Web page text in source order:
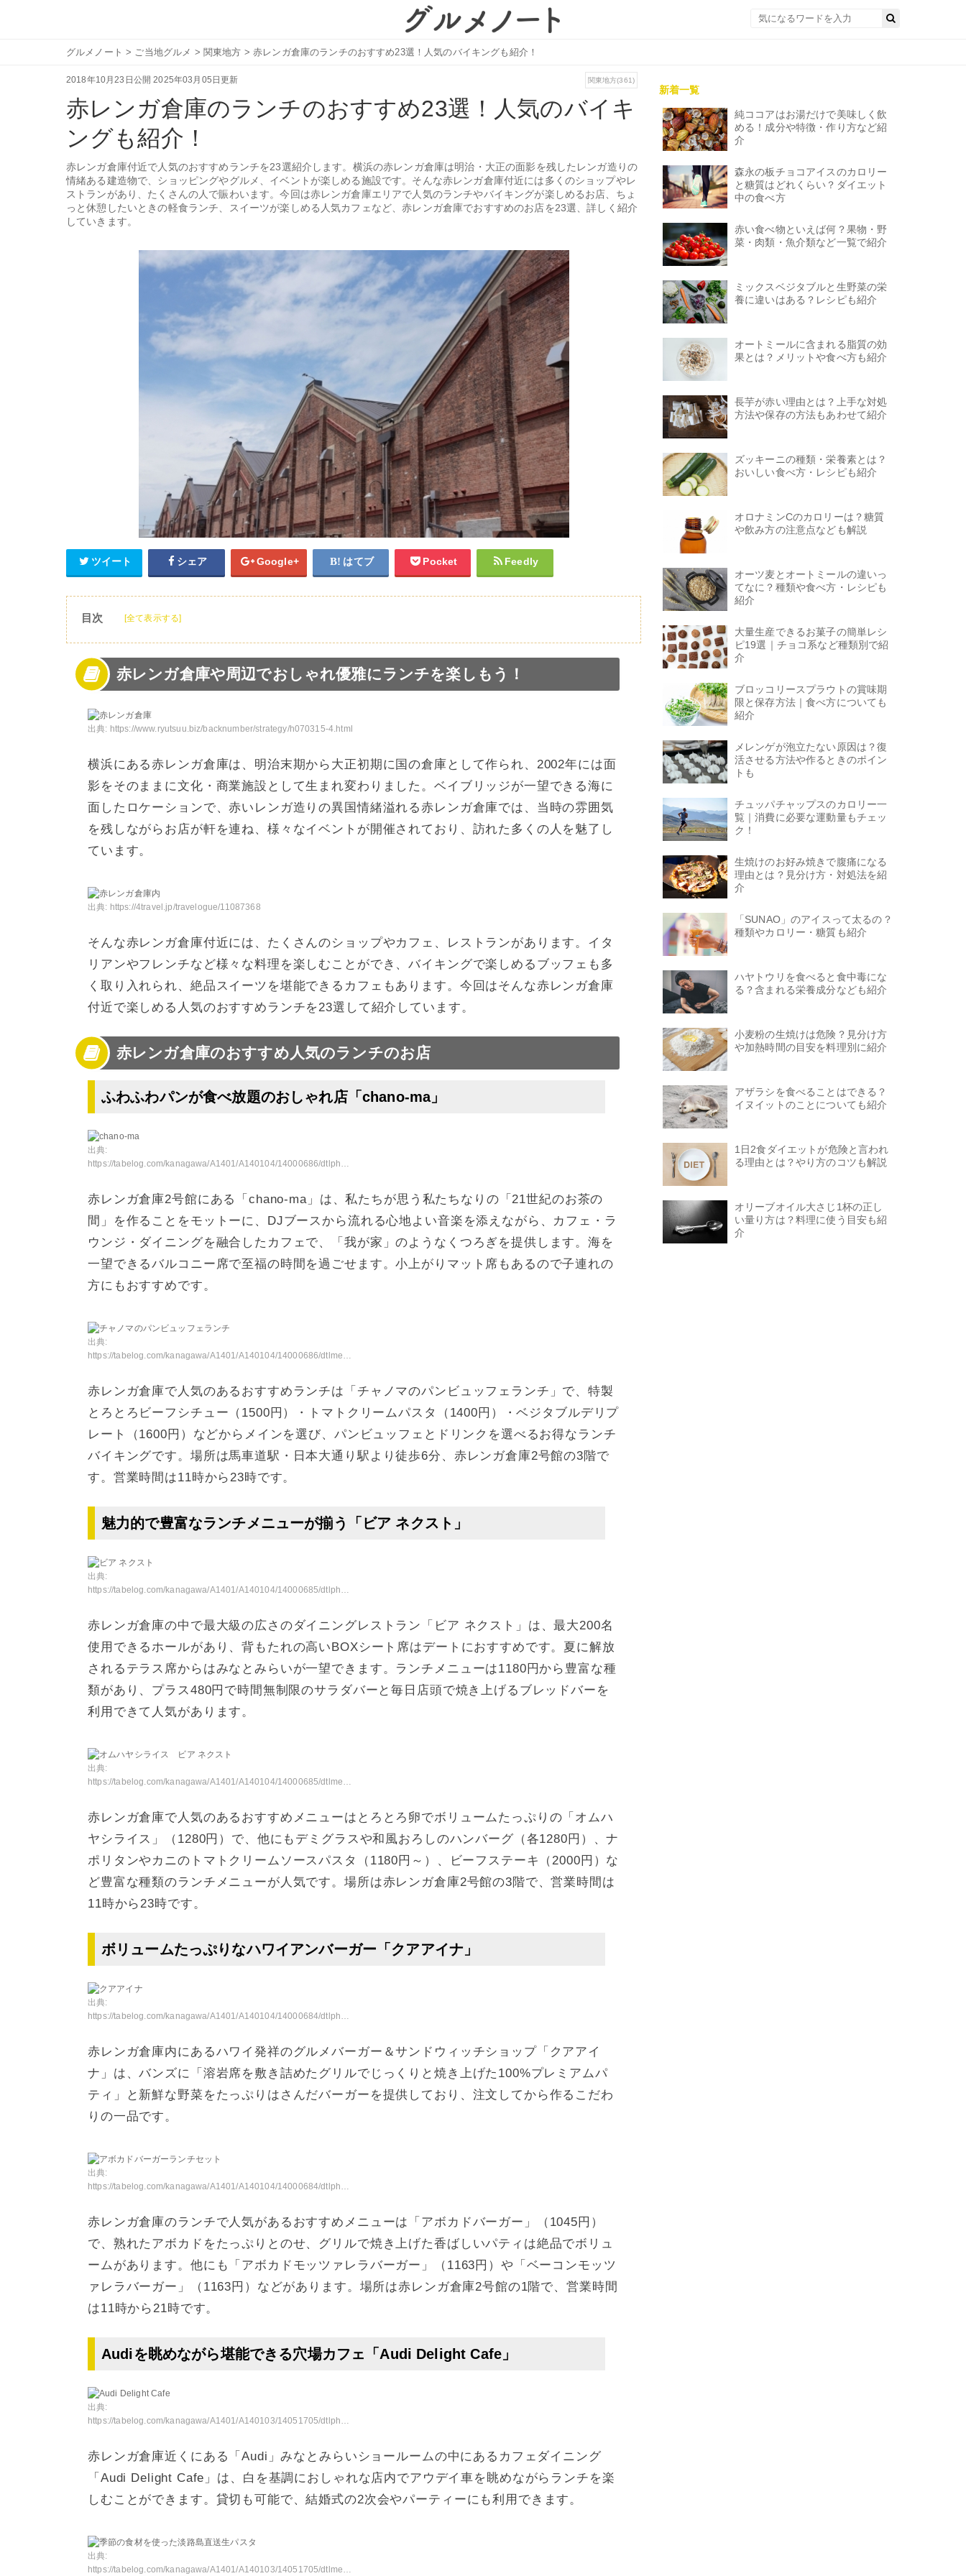
グルメノート > ご当地グルメ > 関東地方 >赤レンガ倉庫のランチのおすすめ23選！人気のバイキングも紹介！
2018年10月23日公開 2025年03月05日更新 関東地方(361)
赤レンガ倉庫のランチのおすすめ23選！人気のバイキ
ングも紹介！
赤レンガ倉庫付近で人気のおすすめランチを23選紹介します。横浜の赤レンガ倉庫は明治・大正の面影を残したレンガ造りの
情緒ある建造物で、ショッピングやグルメ、イベントが楽しめる施設です。そんな赤レンガ倉庫付近には多くのショップやレ
ストランがあり、たくさんの人で賑わいます。今回は赤レンガ倉庫エリアで人気のランチやバイキングが楽しめるお店、ちょ
っと休憩したいときの軽食ランチ、スイーツが楽しめる人気カフェなど、赤レンガ倉庫でおすすめのお店を23選、詳しく紹介
していきます。
ツイート シェア Google+ はてブ Pocket Feedly
目次 [全て表示する]
3 赤レンガ倉庫でバイキングランチが人気のおすすめ店
4 赤レンガ倉庫のちょっと休憩におすすめな軽食ランチ
5 赤レンガ倉庫のスイーツが楽しめる人気カフェ
6 赤レンガ倉庫ならランチもショッピングも大満足！
赤レンガ倉庫や周辺でおしゃれ優雅にランチを楽しもう！
出典: https://www.ryutsuu.biz/backnumber/strategy/h070315-4.html
横浜にある赤レンガ倉庫は、明治末期から大正初期に国の倉庫として作られ、2002年には面
影をそのままに文化・商業施設として生まれ変わりました。ベイブリッジが一望できる海に
面したロケーションで、赤いレンガ造りの異国情緒溢れる赤レンガ倉庫では、当時の雰囲気
を残しながらお店が軒を連ね、様々なイベントが開催されており、訪れた多くの人を魅了し
ています。
出典: https://4travel.jp/travelogue/11087368
そんな赤レンガ倉庫付近には、たくさんのショップやカフェ、レストランがあります。イタ
リアンやフレンチなど様々な料理を楽しむことができ、バイキングで楽しめるブッフェも多
く取り入れられ、絶品スイーツを堪能できるカフェもあります。今回はそんな赤レンガ倉庫
付近で楽しめる人気のおすすめランチを23選して紹介しています。
赤レンガ倉庫のおすすめ人気のランチのお店
ふわふわパンが食べ放題のおしゃれ店「chano-ma」
出典:
https://tabelog.com/kanagawa/A1401/A140104/14000686/dtlphotolst/3/smp2/
赤レンガ倉庫2号館にある「chano-ma」は、私たちが思う私たちなりの「21世紀のお茶の
間」を作ることをモットーに、DJブースから流れる心地よい音楽を添えながら、カフェ・ラ
ウンジ・ダイニングを融合したカフェで、「我が家」のようなくつろぎを提供します。海を
一望できるバルコニー席で至福の時間を過ごせます。小上がりマット席もあるので子連れの
方にもおすすめです。
出典:
https://tabelog.com/kanagawa/A1401/A140104/14000686/dtlmenu/lunch/
赤レンガ倉庫で人気のあるおすすめランチは「チャノマのパンビュッフェランチ」で、特製
とろとろビーフシチュー（1500円）・トマトクリームパスタ（1400円）・ベジタブルデリプ
レート（1600円）などからメインを選び、パンビュッフェとドリンクを選べるお得なランチ
バイキングです。場所は馬車道駅・日本大通り駅より徒歩6分、赤レンガ倉庫2号館の3階で
す。営業時間は11時から23時です。
魅力的で豊富なランチメニューが揃う「ビア ネクスト」
出典:
https://tabelog.com/kanagawa/A1401/A140104/14000685/dtlphotolst/3/smp2/
赤レンガ倉庫の中で最大級の広さのダイニングレストラン「ビア ネクスト」は、最大200名
使用できるホールがあり、背もたれの高いBOXシート席はデートにおすすめです。夏に解放
されるテラス席からはみなとみらいが一望できます。ランチメニューは1180円から豊富な種
類があり、プラス480円で時間無制限のサラダバーと毎日店頭で焼き上げるブレッドバーを
利用できて人気があります。
出典:
https://tabelog.com/kanagawa/A1401/A140104/14000685/dtlmenu/lunch/
赤レンガ倉庫で人気のあるおすすめメニューはとろとろ卵でボリュームたっぷりの「オムハ
ヤシライス」（1280円）で、他にもデミグラスや和風おろしのハンバーグ（各1280円）、ナ
ポリタンやカニのトマトクリームソースパスタ（1180円～）、ビーフステーキ（2000円）な
ど豊富な種類のランチメニューが人気です。場所は赤レンガ倉庫2号館の3階で、営業時間は
11時から23時です。
ボリュームたっぷりなハワイアンバーガー「クアアイナ」
出典:
https://tabelog.com/kanagawa/A1401/A140104/14000684/dtlphotolst/3/smp2/
赤レンガ倉庫内にあるハワイ発祥のグルメバーガー＆サンドウィッチショップ「クアアイ
ナ」は、バンズに「溶岩席を敷き詰めたグリルでじっくりと焼き上げた100%プレミアムパ
ティ」と新鮮な野菜をたっぷりはさんだバーガーを提供しており、注文してから作るこだわ
りの一品です。
出典:
https://tabelog.com/kanagawa/A1401/A140104/14000684/dtlphotolst/1/smp2/
赤レンガ倉庫のランチで人気があるおすすめメニューは「アボカドバーガー」（1045円）
で、熟れたアボカドをたっぷりとのせ、グリルで焼き上げた香ばしいパティは絶品でボリュ
ームがあります。他にも「アボカドモッツァレラバーガー」（1163円）や「ベーコンモッツ
ァレラバーガー」（1163円）などがあります。場所は赤レンガ倉庫2号館の1階で、営業時間
は11時から21時です。
Audiを眺めながら堪能できる穴場カフェ「Audi Delight Cafe」
出典:
https://tabelog.com/kanagawa/A1401/A140103/14051705/dtlphotolst/3/smp2/
赤レンガ倉庫近くにある「Audi」みなとみらいショールームの中にあるカフェダイニング
「Audi Delight Cafe」は、白を基調におしゃれな店内でアウデイ車を眺めながらランチを楽
しむことができます。貸切も可能で、結婚式の2次会やパーティーにも利用できます。
出典:
https://tabelog.com/kanagawa/A1401/A140103/14051705/dtlmenu/lunch/
新着一覧
純ココアはお湯だけで美味しく飲
める！成分や特徴・作り方など紹
介
森永の板チョコアイスのカロリー
と糖質はどれくらい？ダイエット
中の食べ方
赤い食べ物といえば何？果物・野
菜・肉類・魚介類など一覧で紹介
ミックスベジタブルと生野菜の栄
養に違いはある？レシピも紹介
オートミールに含まれる脂質の効
果とは？メリットや食べ方も紹介
長芋が赤い理由とは？上手な対処
方法や保存の方法もあわせて紹介
ズッキーニの種類・栄養素とは？
おいしい食べ方・レシピも紹介
オロナミンCのカロリーは？糖質
や飲み方の注意点なども解説
オーツ麦とオートミールの違いっ
てなに？種類や食べ方・レシピも
紹介
大量生産できるお菓子の簡単レシ
ピ19選｜チョコ系など種類別で紹
介
ブロッコリースプラウトの賞味期
限と保存方法｜食べ方についても
紹介
メレンゲが泡立たない原因は？復
活させる方法や作るときのポイン
トも
チュッパチャップスのカロリー一
覧｜消費に必要な運動量もチェッ
ク！
生焼けのお好み焼きで腹痛になる
理由とは？見分け方・対処法を紹
介
「SUNAO」のアイスって太るの？
種類やカロリー・糖質も紹介
ハヤトウリを食べると食中毒にな
る？含まれる栄養成分なども紹介
小麦粉の生焼けは危険？見分け方
や加熱時間の目安を料理別に紹介
アザラシを食べることはできる？
イヌイットのことについても紹介
1日2食ダイエットが危険と言われ
る理由とは？やり方のコツも解説
オリーブオイル大さじ1杯の正し
い量り方は？料理に使う目安も紹
介